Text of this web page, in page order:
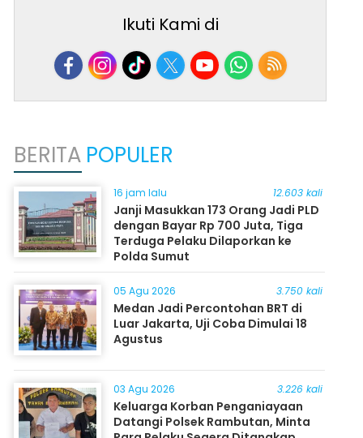
Ikuti Kami di
BERITA POPULER
16 jam lalu 12.603 kali
Janji Masukkan 173 Orang Jadi PLD
dengan Bayar Rp 700 Juta, Tiga
Terduga Pelaku Dilaporkan ke
Polda Sumut
05 Agu 2026 3.750 kali
Medan Jadi Percontohan BRT di
Luar Jakarta, Uji Coba Dimulai 18
Agustus
03 Agu 2026 3.226 kali
Keluarga Korban Penganiayaan
Datangi Polsek Rambutan, Minta